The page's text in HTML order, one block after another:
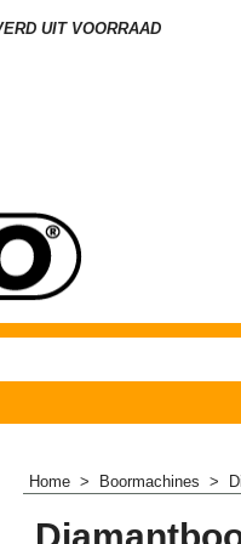
UIT VOORRAAD
Home > Boormachines >